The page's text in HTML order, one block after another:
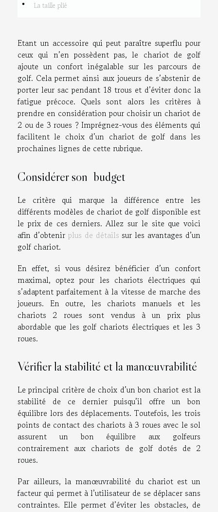
La taille plié
Etant un accessoire qui peut paraître superflu pour
ceux qui n’en possèdent pas, le chariot de golf
ajoute un confort inégalable sur les parcours de
golf. Cela permet ainsi aux joueurs de s’abstenir de
porter leur sac pendant 18 trous et d’éviter donc la
fatigue précoce. Quels sont alors les critères à
prendre en considération pour choisir un chariot de
2 ou de 3 roues ? Imprégnez-vous des éléments qui
facilitent le choix d’un chariot de golf dans les
prochaines lignes de cette rubrique.
Considérer son budget
Le critère qui marque la différence entre les
différents modèles de chariot de golf disponible est
le prix de ces derniers. Allez sur le site que voici
afin d’obtenir plus de détails sur les avantages d’un
golf chariot.
En effet, si vous désirez bénéficier d’un confort
maximal, optez pour les chariots électriques qui
s’adaptent parfaitement à la vitesse de marche des
joueurs. En outre, les chariots manuels et les
chariots 2 roues sont vendus à un prix plus
abordable que les golf chariots électriques et les 3
roues.
Vérifier la stabilité et la manœuvrabilité
Le principal critère de choix d’un bon chariot est la
stabilité de ce dernier puisqu’il offre un bon
équilibre lors des déplacements. Toutefois, les trois
points de contact des chariots à 3 roues avec le sol
assurent un bon équilibre aux golfeurs
contrairement aux chariots de golf dotés de 2
roues.
Par ailleurs, la manœuvrabilité du chariot est un
facteur qui permet à l’utilisateur de se déplacer sans
contraintes. Elle permet d’éviter les obstacles, de